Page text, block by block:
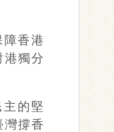
香港
港獨分
的堅
撐香